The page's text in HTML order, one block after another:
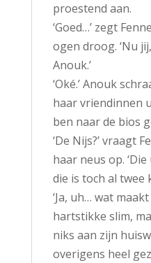
proestend aan.
‘Goed…’ zegt
ogen droog. ‘Nu jij,
Anouk.’
‘Oké.’ Anouk
haar vriendinnen
ben naar de bios
‘De Nijs?’ vraagt
haar neus op.
die is toch al twee
‘Ja, uh… wat
hartstikke slim,
niks aan zijn
overigens heel